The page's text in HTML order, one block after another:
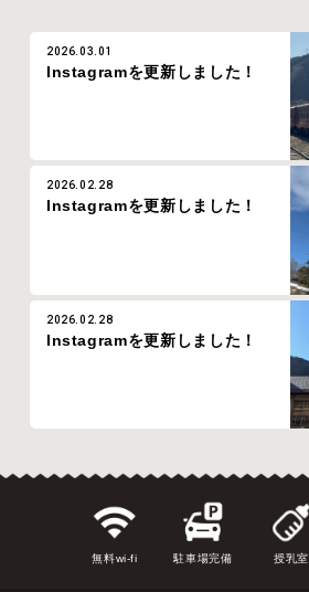
2026.03.01
Instagramを更新しました！
2026.02.28
Instagramを更新しました！
2026.02.28
Instagramを更新しました！
無料wi-fi 駐車場完備 授乳室